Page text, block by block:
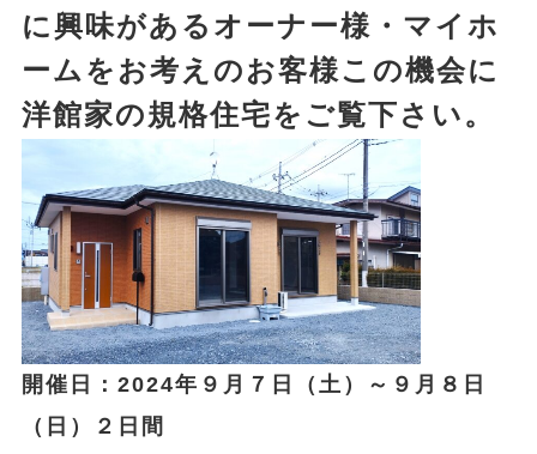
に興味があるオーナー様・マイホ
ームをお考えのお客様この機会に
洋館家の規格住宅をご覧下さい。
開催日：2024年９月７日（土）～９月８日
（日）２日間